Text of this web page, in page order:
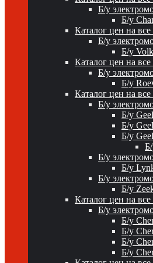
Б/у
Б/у
Каталог цен на
Б/у
Б/у
Каталог цен на
Б/у
Б/у
Каталог цен на
Б/у
Б/у
Б/у
Б/у
Б/у
Б/у
Б/у
Б/у
Каталог цен на
Б/у
Б/у
Б/у
Б/у
Б/у